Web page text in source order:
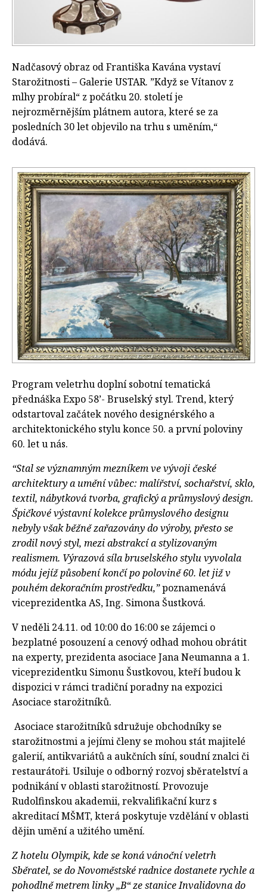
Nadčasový obraz od Františka Kavána vystaví
Starožitnosti – Galerie USTAR. ”Když se Vítanov z
mlhy probíral“ z počátku 20. století je
nejrozměrnějším plátnem autora, které se za
posledních 30 let objevilo na trhu s uměním,“
dodává.
Program veletrhu doplní sobotní tematická
přednáška Expo 58’- Bruselský styl. Trend, který
odstartoval začátek nového designérského a
architektonického stylu konce 50. a první poloviny
60. let u nás.
“Stal se významným mezníkem ve vývoji české
architektury a umění vůbec: malířství, sochařství, sklo,
textil, nábytková tvorba, grafický a průmyslový design.
Špičkové výstavní kolekce průmyslového designu
nebyly však běžně zařazovány do výroby, přesto se
zrodil nový styl, mezi abstrakcí a stylizovaným
realismem. Výrazová síla bruselského stylu vyvolala
módu jejíž působení končí po polovině 60. let již v
pouhém dekoračním prostředku,”poznamenává
viceprezidentka AS, Ing. Simona Šustková.
V neděli 24.11. od 10:00 do 16:00 se zájemci o
bezplatné posouzení a cenový odhad mohou obrátit
na experty, prezidenta asociace Jana Neumanna a 1.
viceprezidentku Simonu Šustkovou, kteří budou k
dispozici v rámci tradiční poradny na expozici
Asociace starožitníků.
Asociace starožitníků sdružuje obchodníky se
starožitnostmi a jejími členy se mohou stát majitelé
galerií, antikvariátů a aukčních síní, soudní znalci či
restaurátoři. Usiluje o odborný rozvoj sběratelství a
podnikání v oblasti starožitností. Provozuje
Rudolfinskou akademii, rekvalifikační kurz s
akreditací MŠMT, která poskytuje vzdělání v oblasti
dějin umění a užitého umění.
Z hotelu Olympik, kde se koná vánoční veletrh
Sběratel, se do Novoměstské radnice dostanete rychle a
pohodlně metrem linky „B“ ze stanice Invalidovna do